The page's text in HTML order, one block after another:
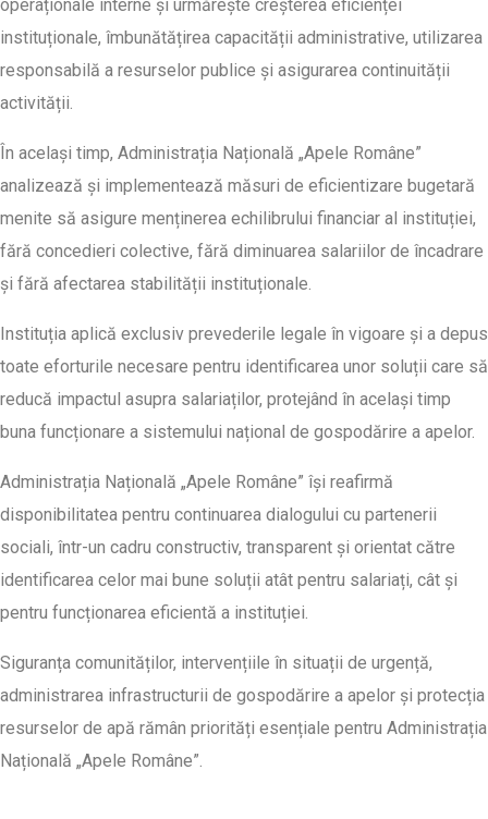
operaționale interne și urmărește creșterea eficienței
instituționale, îmbunătățirea capacității administrative, utilizarea
responsabilă a resurselor publice și asigurarea continuității
activității.
În același timp, Administrația Națională „Apele Române”
analizează și implementează măsuri de eficientizare bugetară
menite să asigure menținerea echilibrului financiar al instituției,
fără concedieri colective, fără diminuarea salariilor de încadrare
și fără afectarea stabilității instituționale.
Instituția aplică exclusiv prevederile legale în vigoare și a depus
toate eforturile necesare pentru identificarea unor soluții care să
reducă impactul asupra salariaților, protejând în același timp
buna funcționare a sistemului național de gospodărire a apelor.
Administrația Națională „Apele Române” își reafirmă
disponibilitatea pentru continuarea dialogului cu partenerii
sociali, într-un cadru constructiv, transparent și orientat către
identificarea celor mai bune soluții atât pentru salariați, cât și
pentru funcționarea eficientă a instituției.
Siguranța comunităților, intervențiile în situații de urgență,
administrarea infrastructurii de gospodărire a apelor și protecția
resurselor de apă rămân priorități esențiale pentru Administrația
Națională „Apele Române”.